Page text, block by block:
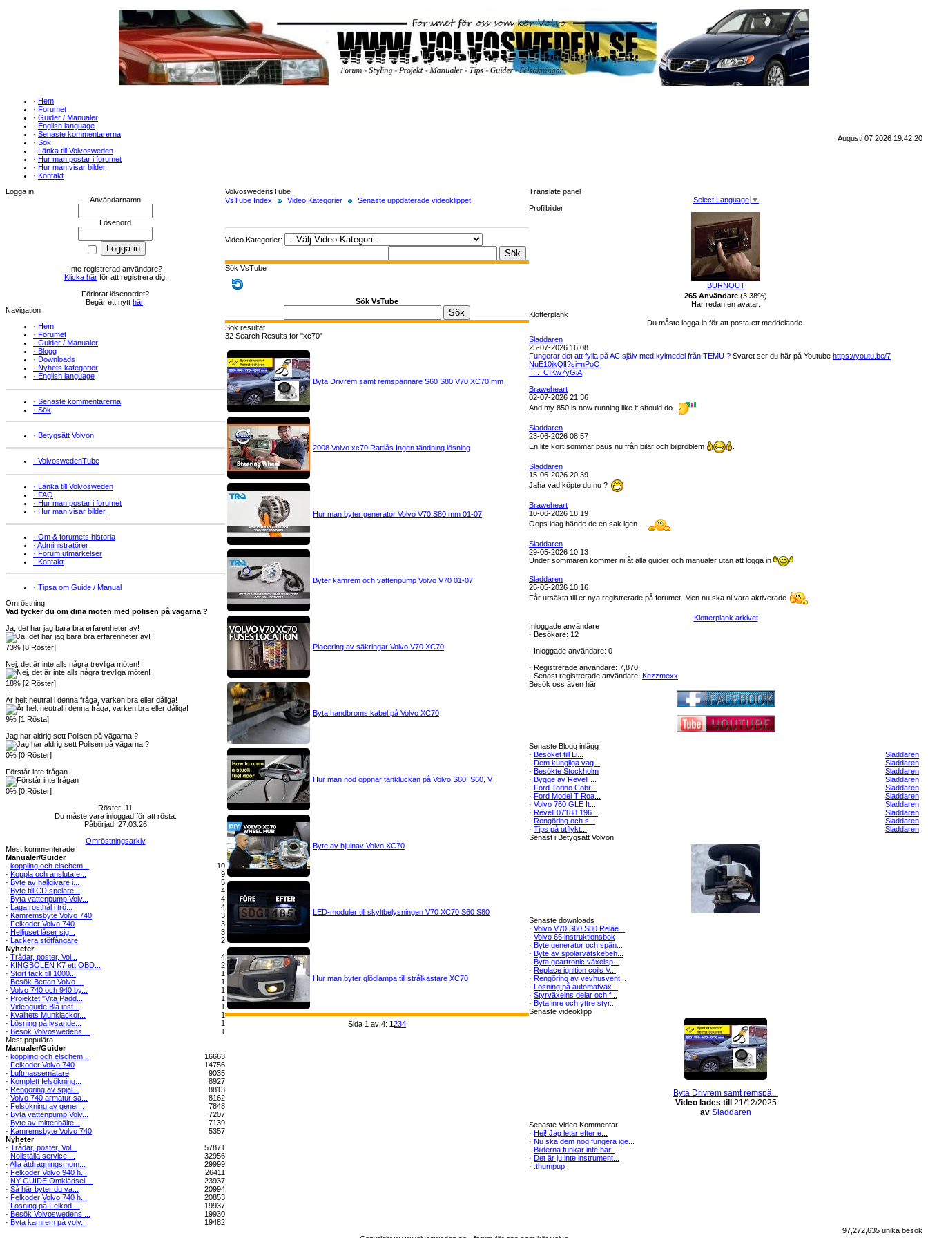
· Hem
· Forumet
· Guider / Manualer
· English language
· Senaste kommentarerna
· Sök
· Länka till Volvosweden
· Hur man postar i forumet
· Hur man visar bilder
· Kontakt
Augusti 07 2026 19:42:20
Logga in
Användarnamn
Lösenord
Inte registrerad användare?
Klicka härför att registrera dig.
Förlorat lösenordet?
Begär ett nytt här.
Navigation
· Hem
· Forumet
· Guider / Manualer
· Blogg
· Downloads
· Nyhets kategorier
· English language
· Senaste kommentarerna
· Sök
· Betygsätt Volvon
· VolvoswedenTube
· Länka till Volvosweden
· FAQ
· Hur man postar i forumet
· Hur man visar bilder
· Om & forumets historia
· Administratörer
· Forum utmärkelser
· Kontakt
· Tipsa om Guide / Manual
Omröstning
Vad tycker du om dina möten med polisen på vägarna ?
Ja, det har jag bara bra erfarenheter av!
73% [8 Röster]
Nej, det är inte alls några trevliga möten!
18% [2 Röster]
Är helt neutral i denna fråga, varken bra eller dåliga!
9% [1 Rösta]
Jag har aldrig sett Polisen på vägarna!?
0% [0 Röster]
Förstår inte frågan
0% [0 Röster]
Röster: 11
Du måste vara inloggad för att rösta.
Påbörjad: 27.03.26
Omröstningsarkiv
Mest kommenterade
Manualer/Guider
· koppling och elschem...
10
· Koppla och ansluta e...
9
· Byte av hallgivare i...
5
· Byte till CD spelare...
4
· Byta vattenpump Volv...
4
· Laga rosthål i trö...
4
· Kamremsbyte Volvo 740
3
· Felkoder Volvo 740
3
· Helljuset låser sig...
3
· Lackera stötfångare
2
Nyheter
· Trådar, poster, Vol...
4
· KINGBOLEN K7 ett OBD...
2
· Stort tack till 1000...
1
· Besök Bettan Volvo ...
1
· Volvo 740 och 940 by...
1
· Projektet "Vita Padd...
1
· Videoguide Blå inst...
1
· Kvalitets Munkjackor...
1
· Lösning på lysande...
1
· Besök Volvoswedens ...
1
Mest populära
Manualer/Guider
· koppling och elschem...
16663
· Felkoder Volvo 740
14756
· Luftmassemätare
9035
· Komplett felsökning...
8927
· Rengöring av spjäl...
8813
· Volvo 740 armatur sa...
8162
· Felsökning av gener...
7848
· Byta vattenpump Volv...
7207
· Byte av mittenbälte...
7139
· Kamremsbyte Volvo 740
5357
Nyheter
· Trådar, poster, Vol...
57871
· Nollställa service ...
32956
· Alla åtdragningsmom...
29999
· Felkoder Volvo 940 h...
26411
· NY GUIDE Omklädsel ...
23937
· Så här byter du va...
20994
· Felkoder Volvo 740 h...
20853
· Lösning på Felkod ...
19937
· Besök Volvoswedens ...
19930
· Byta kamrem på volv... 19482
VolvoswedensTube
VsTube Index
Video Kategorier Senaste uppdaterade videoklippet
Video Kategorier:
Sök VsTube
Sök VsTube
Sök resultat
32 Search Results for "xc70"
Byta Drivrem samt remspännare S60 S80 V70 XC70 mm
2008 Volvo xc70 Rattlås Ingen tändning lösning
Hur man byter generator Volvo V70 S80 mm 01-07
Byter kamrem och vattenpump Volvo V70 01-07
Placering av säkringar Volvo V70 XC70
Byta handbroms kabel på Volvo XC70
Hur man nöd öppnar tankluckan på Volvo S80, S60, V
Byte av hjulnav Volvo XC70
LED-moduler till skyltbelysningen V70 XC70 S60 S80
Hur man byter glödlampa till strålkastare XC70
Sida 1 av 4: 1234
Translate panel
Select Language ▼
Profilbilder
BURNOUT
265 Användare (3.38%)
Har redan en avatar.
Klotterplank
Du måste logga in för att posta ett meddelande.
Sladdaren
25-07-2026 16:08
Fungerar det att fylla på AC själv med kylmedel från TEMU ? Svaret ser du här på Youtube https://youtu.be/7
NuE10ikQlI?si=nPoO
_..._CIKw7yGiA
Braweheart
02-07-2026 21:36
And my 850 is now running like it should do..
Sladdaren
23-06-2026 08:57
En lite kort sommar paus nu från bilar och bilproblem
Sladdaren
15-06-2026 20:39
Jaha vad köpte du nu ?
Braweheart
10-06-2026 18:19
Oops idag hände de en sak igen..
Sladdaren
29-05-2026 10:13
Under sommaren kommer ni åt alla guider och manualer utan att logga in
Sladdaren
25-05-2026 10:16
Får ursäkta till er nya registrerade på forumet. Men nu ska ni vara aktiverade
Klotterplank arkivet
Inloggade användare
· Besökare: 12
· Inloggade användare: 0
· Registrerade användare: 7,870
· Senast registrerade användare: Kezzmexx
Besök oss även här
Senaste Blogg inlägg
· Besöket till Li...
Sladdaren
· Dem kungliga vag...
Sladdaren
· Besökte Stockholm
Sladdaren
· Bygge av Revell ...
Sladdaren
· Ford Torino Cobr...
Sladdaren
· Ford Model T Roa...
Sladdaren
· Volvo 760 GLE It...
Sladdaren
· Revell 07188 196...
Sladdaren
· Rengöring och s...
Sladdaren
· Tips på utflykt...
Sladdaren
Senast i Betygsätt Volvon
Senaste downloads
· Volvo V70 S60 S80 Reläe...
· Volvo 66 instruktionsbok
· Byte generator och spän...
· Byte av spolarvätskebeh...
· Byta geartronic växelsp...
· Replace ignition coils V...
· Rengöring av vevhusvent...
· Lösning på automatväx...
· Styrväxelns delar och f...
· Byta inre och yttre styr...
Senaste videoklipp
Byta Drivrem samt remspä...
Video lades till
21/12/2025
av Sladdaren
Senaste Video Kommentar
· Hej! Jag letar efter e...
· Nu ska dem nog fungera ige...
· Bilderna funkar inte här..
· Det är ju inte instrument...
· :thumpup
97,272,635 unika besök